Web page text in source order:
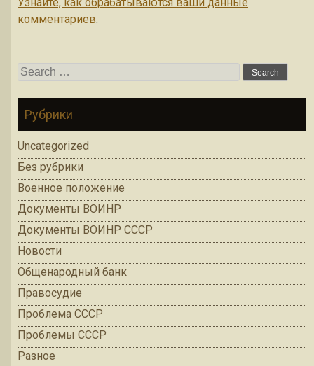
комментариев.
Search for:
Рубрики
Uncategorized
Без рубрики
Военное положение
Документы ВОИНР
Документы ВОИНР СССР
Новости
Общенародный банк
Правосудие
Проблема СССР
Проблемы СССР
Разное